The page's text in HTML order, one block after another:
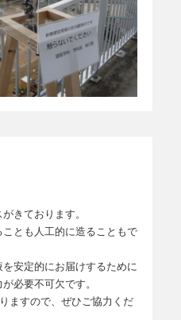
きております。
とも人工的に造ることもで
安定的にお届けするために
必要不可欠です。
ますので、ぜひご協力くだ